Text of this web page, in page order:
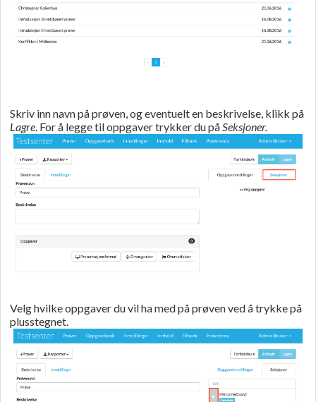
Skriv inn navn på prøven, og eventuelt en beskrivelse, klikk på
Lagre. For å legge til oppgaver trykker du påSeksjoner.
Velg hvilke oppgaver du vil ha med på prøven ved å trykke på
plusstegnet.